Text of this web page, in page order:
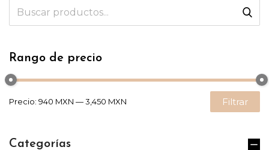
Rango de precio
Filtrar
Precio: 940 MXN —3,450 MXN
Categorías